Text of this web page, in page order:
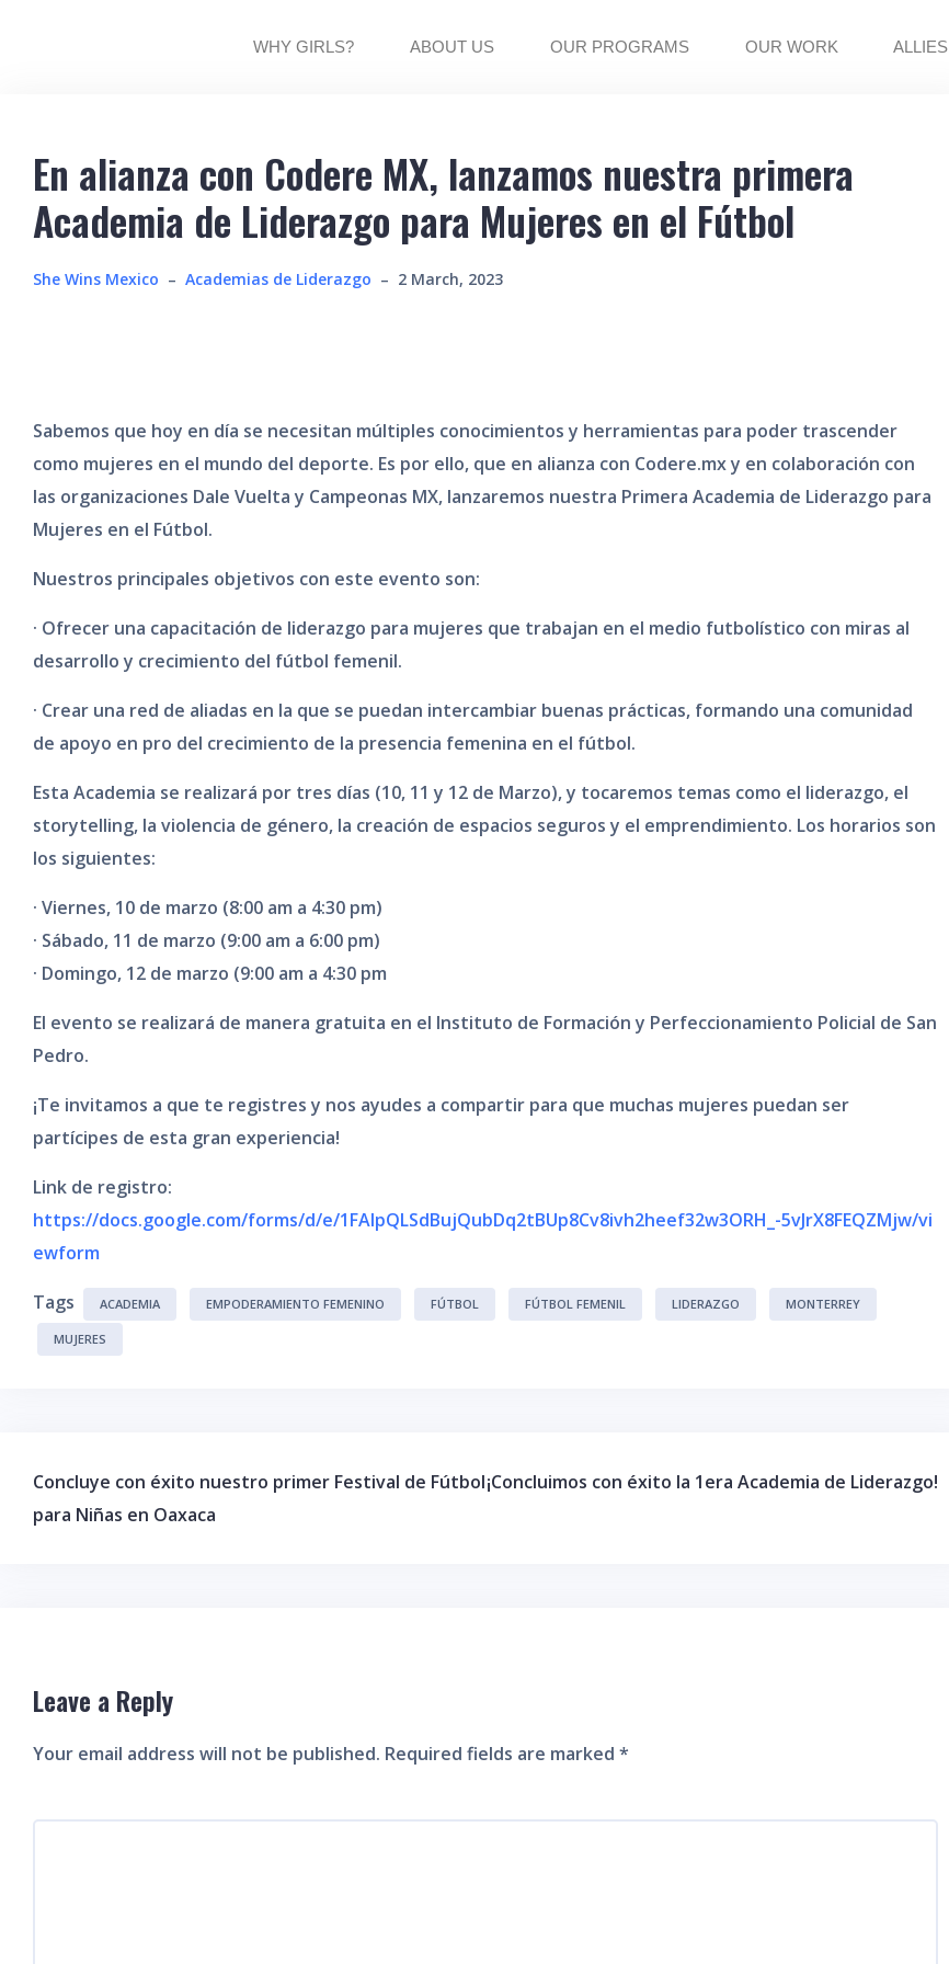
WHY GIRLS? ABOUT US OUR PROGRAMS OUR WORK ALLIES
En alianza con Codere MX, lanzamos nuestra primera
Academia de Liderazgo para Mujeres en el Fútbol
She Wins Mexico – Academias de Liderazgo – 2 March, 2023
Sabemos que hoy en día se necesitan múltiples conocimientos y herramientas para poder trascender
como mujeres en el mundo del deporte. Es por ello, que en alianza con Codere.mx y en colaboración con
las organizaciones Dale Vuelta y Campeonas MX, lanzaremos nuestra Primera Academia de Liderazgo para
Mujeres en el Fútbol.
Nuestros principales objetivos con este evento son:
· Ofrecer una capacitación de liderazgo para mujeres que trabajan en el medio futbolístico con miras al
desarrollo y crecimiento del fútbol femenil.
· Crear una red de aliadas en la que se puedan intercambiar buenas prácticas, formando una comunidad
de apoyo en pro del crecimiento de la presencia femenina en el fútbol.
Esta Academia se realizará por tres días (10, 11 y 12 de Marzo), y tocaremos temas como el liderazgo, el
storytelling, la violencia de género, la creación de espacios seguros y el emprendimiento. Los horarios son
los siguientes:
· Viernes, 10 de marzo (8:00 am a 4:30 pm)
· Sábado, 11 de marzo (9:00 am a 6:00 pm)
· Domingo, 12 de marzo (9:00 am a 4:30 pm
El evento se realizará de manera gratuita en el Instituto de Formación y Perfeccionamiento Policial de San
Pedro.
¡Te invitamos a que te registres y nos ayudes a compartir para que muchas mujeres puedan ser
partícipes de esta gran experiencia!
Link de registro:
https://docs.google.com/forms/d/e/1FAIpQLSdBujQubDq2tBUp8Cv8ivh2heef32w3ORH_-5vJrX8FEQZMjw/vi
ewform
Tags ACADEMIA EMPODERAMIENTO FEMENINO FÚTBOL FÚTBOL FEMENIL LIDERAZGO MONTERREY
MUJERES
Concluye con éxito nuestro primer Festival de Fútbol
para Niñas en Oaxaca
¡Concluimos con éxito la 1era Academia de Liderazgo!
Leave a Reply
Your email address will not be published. Required fields are marked *